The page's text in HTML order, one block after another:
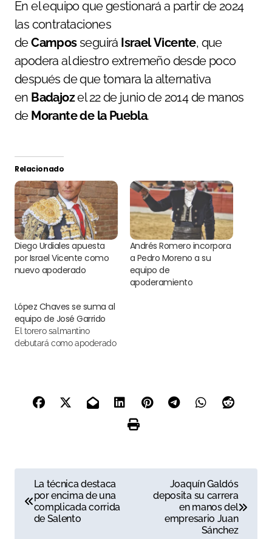
En el equipo que gestionará a partir de 2024
las contrataciones
deCamposseguirá IsraelVicente, que
apodera al diestro extremeño desde poco
después de que tomara la alternativa
en Badajozel 22 de junio de 2014 de manos
de Morante de la Puebla.
Relacionado
Diego Urdiales apuesta
por Israel Vicente como
nuevo apoderado
Andrés Romero incorpora
a Pedro Moreno a su
equipo de
apoderamiento
López Chaves se suma al
equipo de José Garrido
El torero salmantino
debutará como apoderado
a
La técnica destaca
por encima de una
complicada corrida
de Salento
Joaquín Galdós
deposita su carrera
en manos del
empresario Juan
Sánchez